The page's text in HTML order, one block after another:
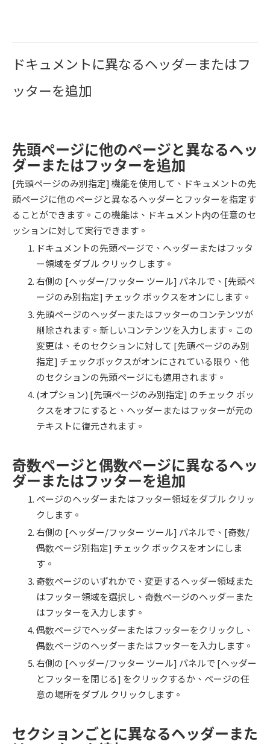
ドキュメントに異なるヘッダーまたはフ
ッターを追加
先頭ページに他のページと異なるヘッ
ダーまたはフッターを追加
[先頭ページのみ別指定] 機能を使用して、ドキュメントの先
頭ページに他のページと異なるヘッダーとフッターを指定す
ることができます。この機能は、ドキュメント内の任意のセ
ッションに対して実行できます。
ドキュメントの先頭ページで、ヘッダーまたはフッタ
ー領域をダブル クリックします。
右側の [ヘッダー/フッター ツール] パネルで、[先頭ペ
ージのみ別指定] チェック ボックスをオンにします。
先頭ページのヘッダーまたはフッターのコンテンツが
削除されます。新しいコンテンツを入力します。この
変更は、そのセクションに対して [先頭ページのみ別
指定] チェックボックスがオンにされている限り、他
のセクションの先頭ページにも適用されます。
(オプション) [先頭ページのみ別指定] のチェック ボッ
クスをオフにすると、ヘッダーまたはフッターが元の
テキストに復元されます。
奇数ページと偶数ページに異なるヘッ
ダーまたはフッターを追加
ページのヘッダーまたはフッター領域をダブル クリッ
クします。
右側の [ヘッダー/フッター ツール] パネルで、[奇数/
偶数ページ別指定] チェック ボックスをオンにしま
す。
奇数ページのいずれかで、変更するヘッダー領域また
はフッター領域を選択し、奇数ページのヘッダーまた
はフッターを入力します。
偶数ページでヘッダーまたはフッターをクリックし、
偶数ページのヘッダーまたはフッターを入力します。
右側の [ヘッダー/フッター ツール] パネルで [ヘッダー
とフッターを閉じる] をクリックするか、ページの任
意の場所をダブル クリックします。
セクションごとに異なるヘッダーまた